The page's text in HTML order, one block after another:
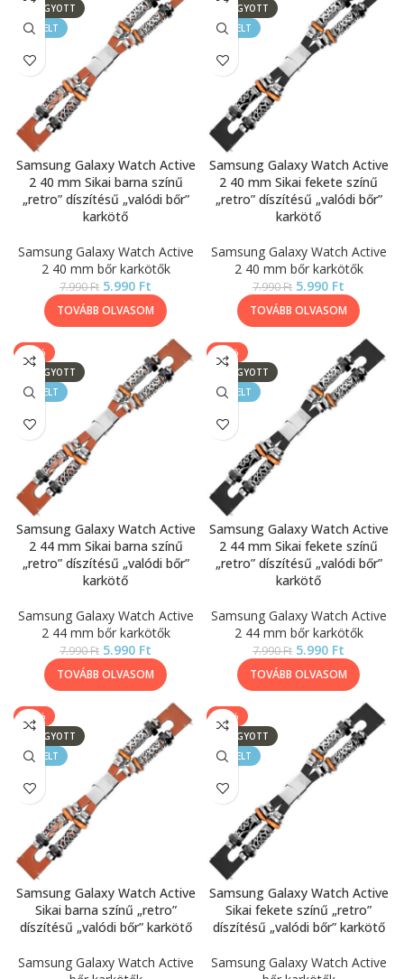
ELFOGYOTT
KIEMELT
Samsung Galaxy Watch Active
2 40 mm Sikai barna színű
„retro” díszítésű „valódi bőr”
karkötő
Samsung Galaxy Watch Active
2 40 mm bőr karkötők
7.990Ft 5.990 Ft
TOVÁBB OLVASOM
ELFOGYOTT
KIEMELT
Samsung Galaxy Watch Active
2 40 mm Sikai fekete színű
„retro” díszítésű „valódi bőr”
karkötő
Samsung Galaxy Watch Active
2 40 mm bőr karkötők
7.990Ft 5.990 Ft
TOVÁBB OLVASOM
-25%
ELFOGYOTT
KIEMELT
Samsung Galaxy Watch Active
2 44 mm Sikai barna színű
„retro” díszítésű „valódi bőr”
karkötő
Samsung Galaxy Watch Active
2 44 mm bőr karkötők
7.990Ft 5.990 Ft
TOVÁBB OLVASOM
-25%
ELFOGYOTT
KIEMELT
Samsung Galaxy Watch Active
2 44 mm Sikai fekete színű
„retro” díszítésű „valódi bőr”
karkötő
Samsung Galaxy Watch Active
2 44 mm bőr karkötők
7.990Ft 5.990 Ft
TOVÁBB OLVASOM
-25%
ELFOGYOTT
KIEMELT
Samsung Galaxy Watch Active
Sikai barna színű „retro”
díszítésű „valódi bőr” karkötő
Samsung Galaxy Watch Active
-25%
ELFOGYOTT
KIEMELT
Samsung Galaxy Watch Active
Sikai fekete színű „retro”
díszítésű „valódi bőr” karkötő
Samsung Galaxy Watch Active